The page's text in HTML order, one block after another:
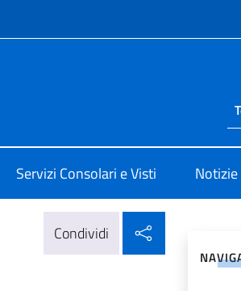
Servizi Consolari e Visti Notizie
Condividi